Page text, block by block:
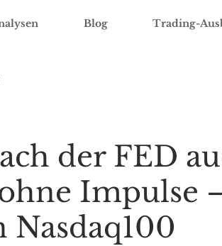
Blog Trading-
der FED
Impulse
Nasdaq100